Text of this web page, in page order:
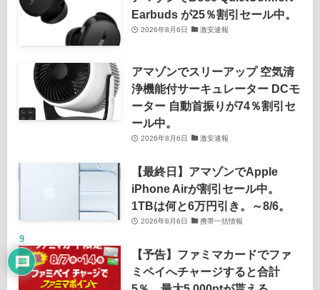
Earbuds が25％割引セール中。
2026年8月6日 激安速報
アマゾンでスリーアップ 空気清
浄機能付サーキュレーター DCモ
ーター 自動首振りが74％割引セ
ール中。
2026年8月6日 激安速報
【最終日】アマゾンでApple
iPhone Airが割引セール中。
1TBは何と6万円引き。～8/6。
2026年8月6日 携帯一括情報
【予告】ファミマカードでファ
ミペイへチャージすると合計
9